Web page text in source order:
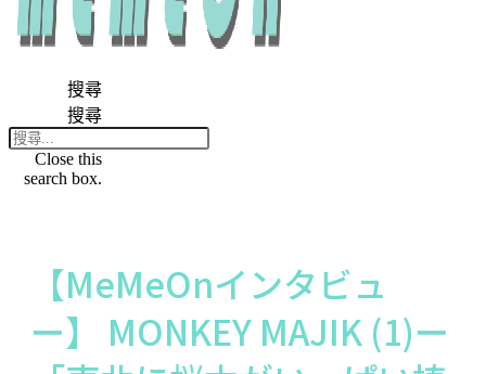
搜尋
搜尋
Close this
search box.
【MeMeOnインタビュ
ー】 MONKEY MAJIK (1)ー